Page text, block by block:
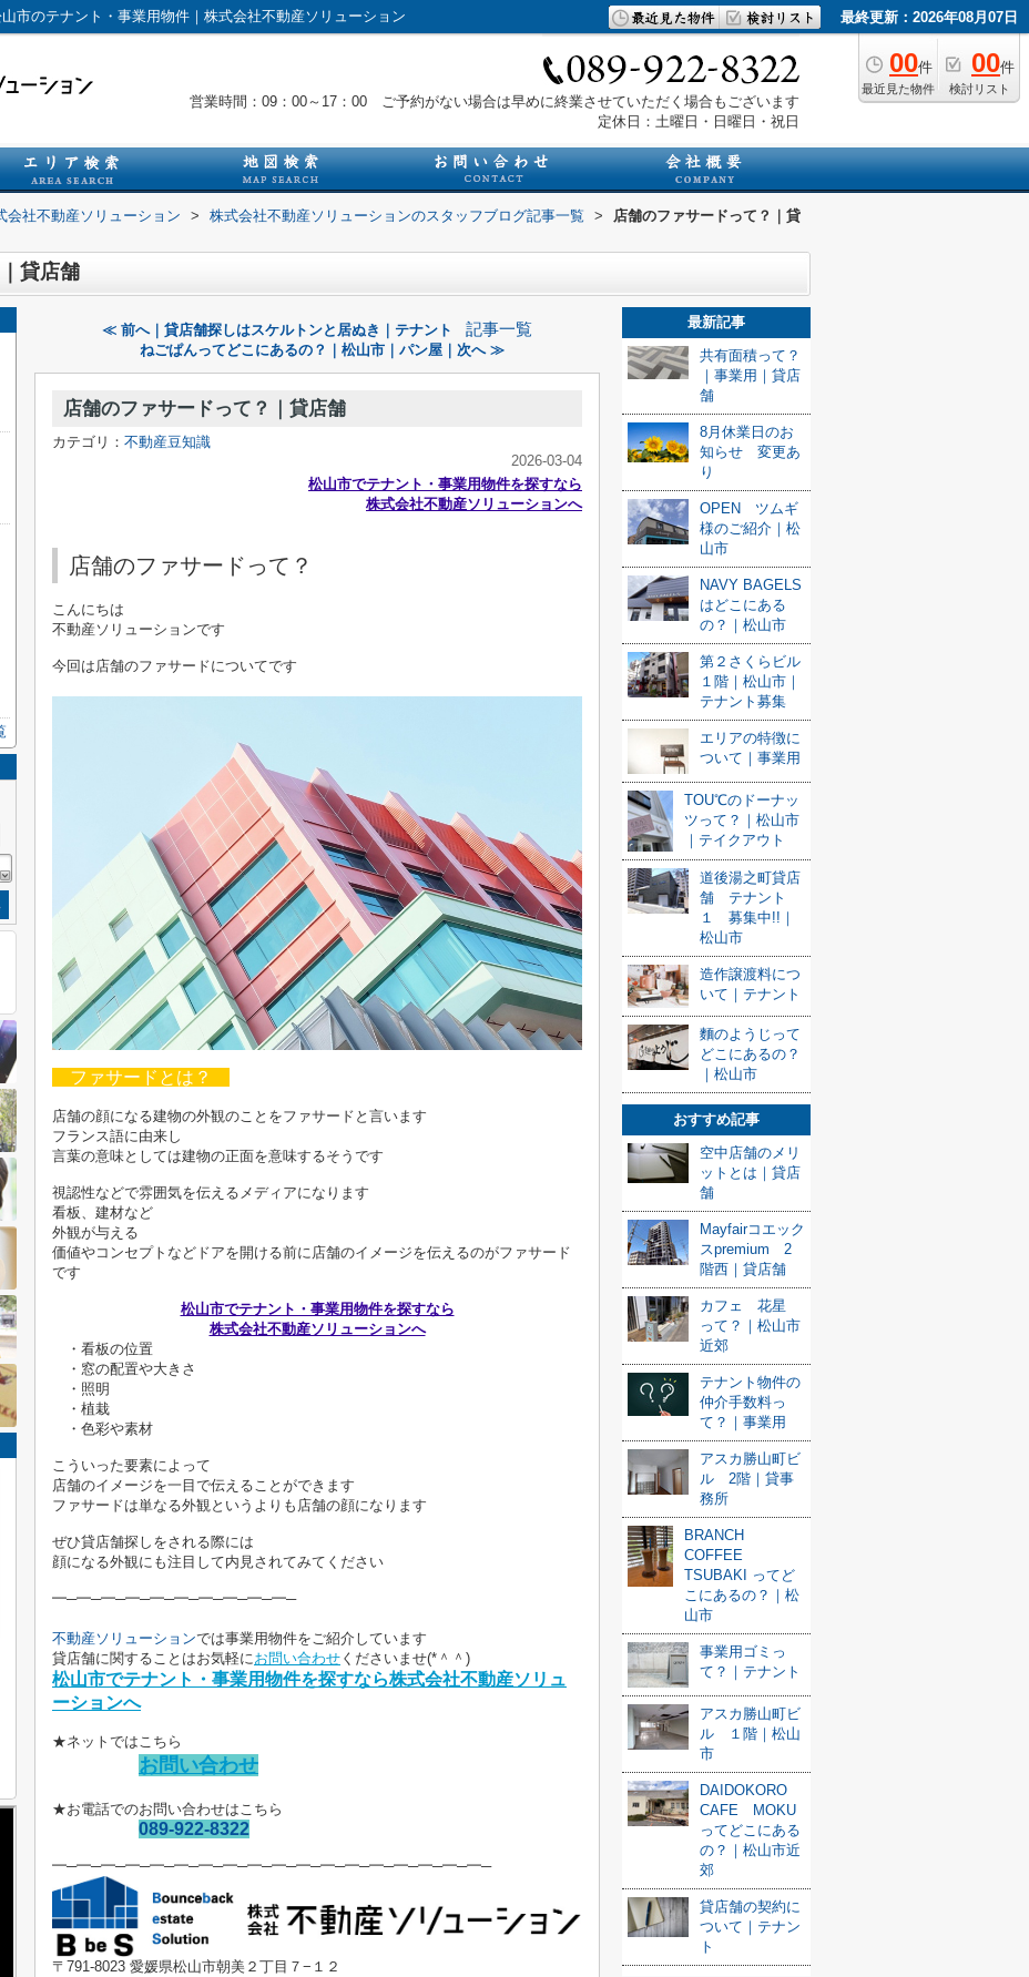
市のテナント・事業用物件｜株式会社不動産ソリューション 最終更新：2026年08月07日
00件
最近見た物件
00件
検討リスト
営業時間：09：00～17：00 ご予約がない場合は早めに終業させていただく場合もございます
定休日：土曜日・日曜日・祝日
会社不動産ソリューション > 株式会社不動産ソリューションのスタッフブログ記事一覧 >
店舗のファサードって？｜貸
貸店舗
≪ 前へ｜貸店舗探しはスケルトンと居ぬき｜テナント 記事一覧
ねごぱんってどこにあるの？｜松山市｜パン屋｜次へ ≫
店舗のファサードって？｜貸店舗
カテゴリ： 不動産豆知識
2026-03-04
松山市でテナント・事業用物件を探すなら
株式会社不動産ソリューションへ
店舗のファサードって？
こんにちは
不動産ソリューションです
今回は店舗のファサードについてです
ファサードとは？
店舗の顔になる建物の外観のことをファサードと言います
フランス語に由来し
言葉の意味としては建物の正面を意味するそうです
視認性などで雰囲気を伝えるメディアになります
看板、建材など
外観が与える
価値やコンセプトなどドアを開ける前に店舗のイメージを伝えるのがファサード
です
松山市でテナント・事業用物件を探すなら
株式会社不動産ソリューションへ
・看板の位置
・窓の配置や大きさ
・照明
・植栽
・色彩や素材
こういった要素によって
店舗のイメージを一目で伝えることができます
ファサードは単なる外観というよりも 店舗の顔になります
ぜひ貸店舗探しをされる際には
顔になる外観にも注目して内見されてみてください
━─━─━─━─━─━─━─━─━─━─
不動産ソリューションでは事業用物件をご紹介しています
貸店舗に関することはお気軽に お問い合わせ くださいませ(*＾＾)
松山市でテナント・事業用物件を探すなら株式会社不動産ソリュ
ーションへ
★ネットではこちら
お問い合わせ
★お電話でのお問い合わせはこちら
089-922-8322
━─━─━─━─━─━─━─━─━─━─━─━─━─━─━─━─━─━─
〒791-8023 愛媛県松山市朝美２丁目７−１２
最新記事
共有面積って？
｜事業用｜貸店
舗
8月休業日のお
知らせ 変更あ
り
OPEN ツムギ
様のご紹介｜松
山市
NAVY BAGELS
はどこにある
の？｜松山市
第２さくらビル
１階｜松山市｜
テナント募集
エリアの特徴に
ついて｜事業用
TOU℃のドーナッ
ツって？｜松山市
｜テイクアウト
道後湯之町貸店
舗 テナント
１ 募集中!!｜
松山市
造作譲渡料につ
いて｜テナント
麵のようじって
どこにあるの？
｜松山市
おすすめ記事
空中店舗のメリ
ットとは｜貸店
舗
Mayfairコエック
スpremium 2
階西｜貸店舗
カフェ 花星
って？｜松山市
近郊
テナント物件の
仲介手数料っ
て？｜事業用
アスカ勝山町ビ
ル 2階｜貸事
務所
BRANCH
COFFEE
TSUBAKI ってど
こにあるの？｜松
山市
事業用ゴミっ
て？｜テナント
アスカ勝山町ビ
ル １階｜松山
市
DAIDOKORO
CAFE MOKU
ってどこにある
の？｜松山市近
郊
貸店舗の契約に
ついて｜テナン
ト